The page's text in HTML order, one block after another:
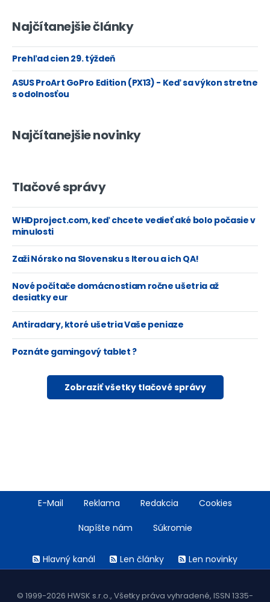
Najčítanejšie články
Prehľad cien 29. týždeň
ASUS ProArt GoPro Edition (PX13) - Keď sa výkon stretne
s odolnosťou
Najčítanejšie novinky
Tlačové správy
WHDproject.com, keď chcete vedieť aké bolo počasie v
minulosti
Zaži Nórsko na Slovensku s Iterou a ich QA!
Nové počítače domácnostiam ročne ušetria až
desiatky eur
Antiradary, ktoré ušetria Vaše peniaze
Poznáte gamingový tablet ?
Zobraziť všetky tlačové správy
FooterE-Mail Reklama Redakcia Cookies
Napíšte nám Súkromie
menuHlavný kanál Len články Len novinky
© 1999-2026 HWSK s.r.o., Všetky práva vyhradené, ISSN 1335-